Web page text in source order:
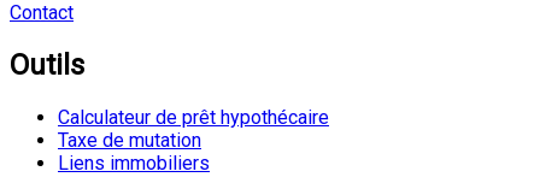
Contact
Outils
Calculateur de prêt hypothécaire
Taxe de mutation
Liens immobiliers